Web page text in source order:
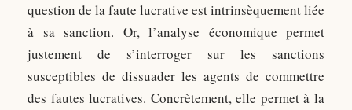
question de la faute lucrative est intrinsèquement liée
à sa sanction. Or, l’analyse économique permet
justement de s’interroger sur les sanctions
susceptibles de dissuader les agents de commettre
des fautes lucratives. Concrètement, elle permet à la